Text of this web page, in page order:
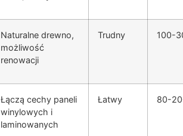
Naturalne drewno,
możliwość
renowacji
Trudny 100-
Łączą cechy paneli
winylowych i
laminowanych
Łatwy 80-